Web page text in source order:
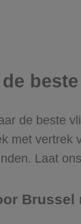
de beste
met vertrek
Laat
Brussel